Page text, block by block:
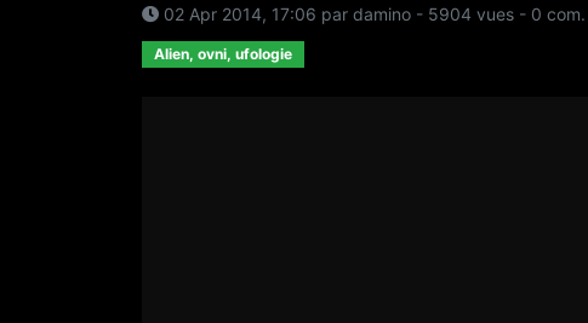
02 Apr 2014, 17:06 par damino - 5904 vues - 0 com.
Alien, ovni, ufologie